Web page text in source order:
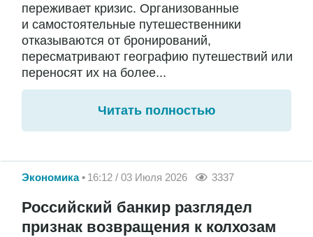
переживает кризис. Организованные
и самостоятельные путешественники
отказываются от бронирований,
пересматривают географию путешествий или
переносят их на более...
Читать полностью
Экономика 16:12 / 03 Июля 2026 3337
Российский банкир разглядел
признак возвращения к колхозам